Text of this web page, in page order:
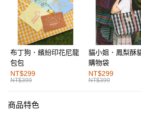
LINE Pay
街口支付
運送方式
全家取貨付款
每筆NT$60，滿NT$1,000(含以上)免運費
付款後全家取貨
布丁狗．繽紛印花尼龍
包包
NT$299
NT$399
貓小姐．鳳梨酥
購物袋
NT$299
NT$399
商品特色